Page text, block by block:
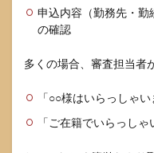
本人
が不
在で
査に
ない
パタ
ーン
申込内容（勤務先・勤
の確認
多くの場合、審査担当者
「○○様はいらっしゃい
「ご在籍でいらっしゃ